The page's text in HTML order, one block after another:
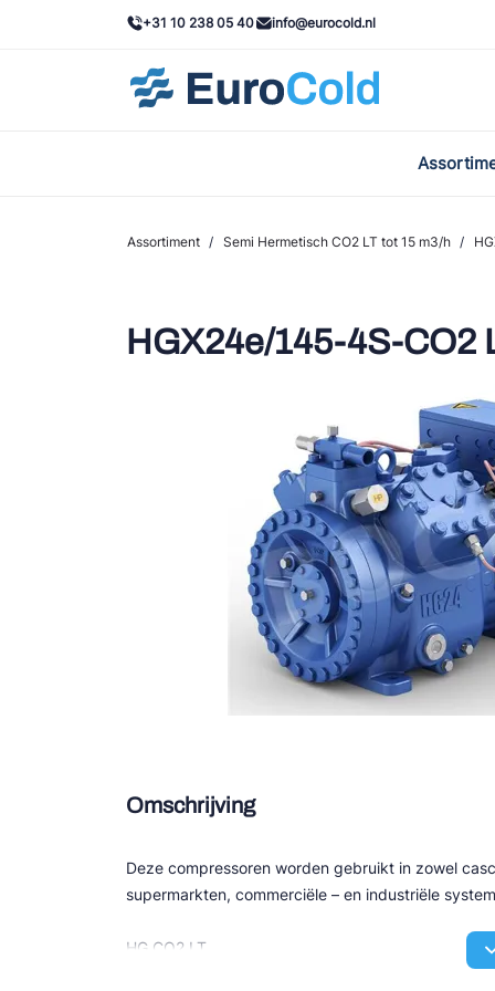
+31 10 238 05 40 info@eurocold.nl
AWA
Assortiment / Semi Hermetisch CO2 LT tot 15 m3/h /
HGX24e/145-4S-CO2
Omschrijving
Deze compressoren worden gebruikt in zowel
supermarkten, commerciële – en industriële
HG CO2 LT
• Zuiggas gekoelde semi hermetische